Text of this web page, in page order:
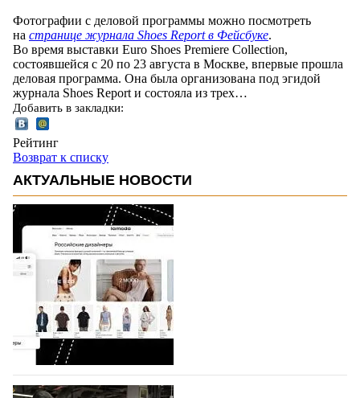
Фотографии с деловой программы можно посмотреть
на странице журнала Shoes Report в Фейсбуке.
Во время выставки Euro Shoes Premiere Collection,
состоявшейся с 20 по 23 августа в Москве, впервые прошла
деловая программа. Она была организована под эгидой
журнала Shoes Report и состояла из трех…
Добавить в закладки:
Рейтинг
Возврат к списку
АКТУАЛЬНЫЕ НОВОСТИ